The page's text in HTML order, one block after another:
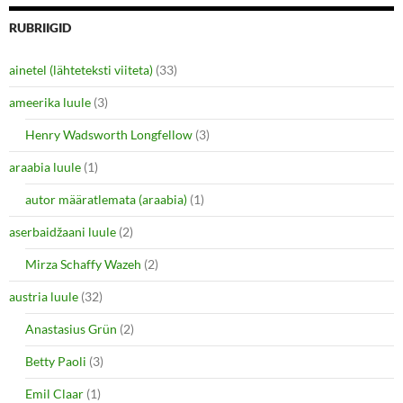
RUBRIIGID
ainetel (lähteteksti viiteta) (33)
ameerika luule (3)
Henry Wadsworth Longfellow (3)
araabia luule (1)
autor määratlemata (araabia) (1)
aserbaidžaani luule (2)
Mirza Schaffy Wazeh (2)
austria luule (32)
Anastasius Grün (2)
Betty Paoli (3)
Emil Claar (1)